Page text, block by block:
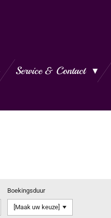
Service & Contact
Boekingsduur